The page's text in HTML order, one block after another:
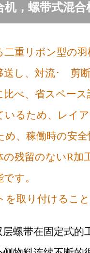
机，螺带式混
二重リボン型の
送し、対流･ 剪
べ、省スペース
るため、レイア
、稼働時の安全
の残留のないR加
す。
取り付けるこ
螺带在固定式